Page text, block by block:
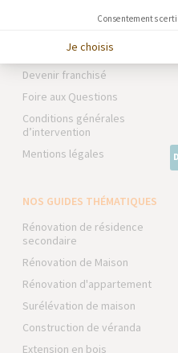
Trouver une agence
Devenir franchisé
Foire aux Questions
Conditions générales
d’intervention
Mentions légales
NOS GUIDES THÉMATIQUES
Rénovation de résidence
secondaire
Rénovation de Maison
Rénovation d'appartement
Surélévation de maison
Construction de véranda
Extension en bois
Consentements
Je choisis